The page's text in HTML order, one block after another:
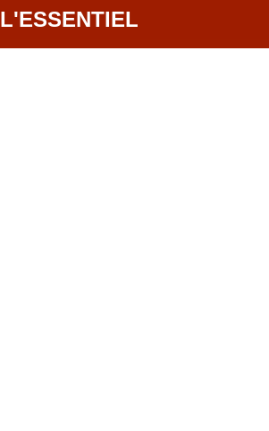
L'ESSENTIEL